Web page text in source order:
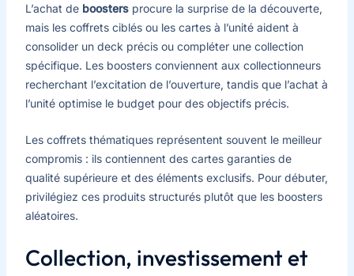
L’achat de boostersprocure la surprise de la découverte,
mais les coffrets ciblés ou les cartes à l’unité aident à
consolider un deck précis ou compléter une collection
spécifique. Les boosters conviennent aux collectionneurs
recherchant l’excitation de l’ouverture, tandis que l’achat à
l’unité optimise le budget pour des objectifs précis.
Les coffrets thématiques représentent souvent le meilleur
compromis : ils contiennent des cartes garanties de
qualité supérieure et des éléments exclusifs. Pour débuter,
privilégiez ces produits structurés plutôt que les boosters
aléatoires.
Collection, investissement et